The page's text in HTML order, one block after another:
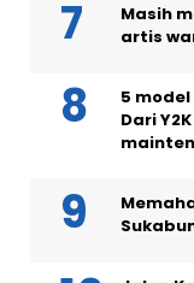
Masih
artis
5
Dari